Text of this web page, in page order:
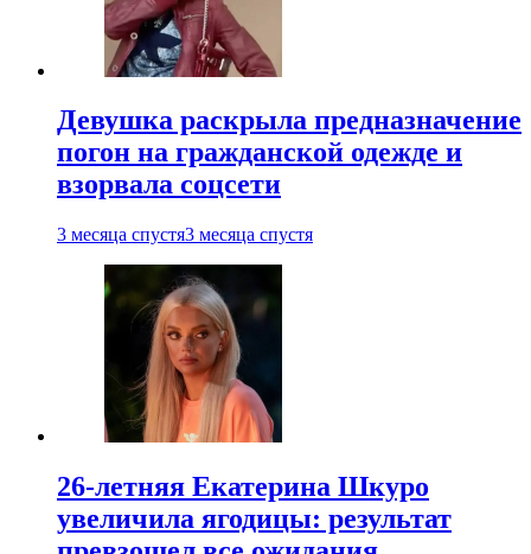
Девушка раскрыла предназначение
погон на гражданской одежде и
взорвала соцсети
3 месяца спустя3 месяца спустя
26-летняя Екатерина Шкуро
увеличила ягодицы: результат